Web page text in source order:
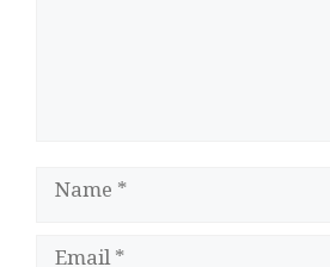
Name
Email